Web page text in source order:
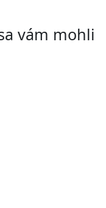
vám mohli